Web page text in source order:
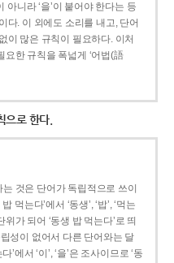
아니라 ‘을’이 붙어야 한다는 등
다. 이 외에도 소리를 내고, 단어
이 많은 규칙이 필요하다. 이처
한 규칙을 폭넓게 ‘어법(語
으로 한다.
것은 단어가 독립적으로 쓰이
먹는다’에서 ‘동생’, ‘밥’, ‘먹는
가 되어 ‘동생 밥 먹는다’로 띄
성이 없어서 다른 단어와는 달
에서 ‘이’, ‘을’은 조사이므로 ‘동